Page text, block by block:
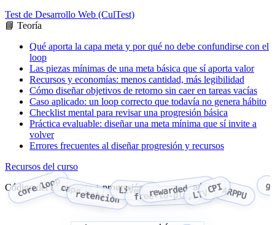
Test de Desarrollo Web (CulTest)
📘 Teoría
Qué aporta la capa meta y por qué no debe confundirse con el
loop
Las piezas mínimas de una meta básica que sí aporta valor
Recursos y economías: menos cantidad, más legibilidad
Cómo diseñar objetivos de retorno sin caer en tareas vacías
Caso aplicado: un loop correcto que todavía no genera hábito
Checklist mental para revisar una progresión básica
Práctica evaluable: diseñar una meta mínima que sí invite a
volver
Errores frecuentes al diseñar progresión y recursos
Recursos del curso
Código del tema: meta + progresión + recursos
core loopcapa meta
retenciónLiveOps
free-to-play
rewarded ads
LTVCPIARPPU